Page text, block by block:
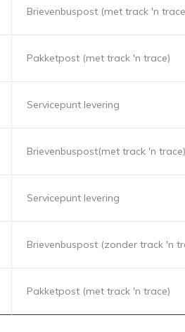
Brievenbuspost (met track 'n
Pakketpost (met track 'n trace)
Servicepunt levering
Brievenbuspost(met track 'n trace)
Servicepunt levering
Brievenbuspost (zonder track 'n
Pakketpost (met track 'n trace)